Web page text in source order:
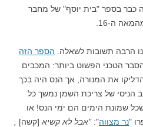
כבר בספר "בית יוסף" של מחבר
ה-16.
הרבה תשובות לשאלה. הספר הזה
תשובות. ההסבר הטכני הפשוט ביותר: המכבים
את המנורה, אך הנס היה בכך
הניסי של צריכת השמן נמשך כל
שמונת הימים הם ימי הנס! או
"נר מצווה":"אבל לא קשיא [קשה]